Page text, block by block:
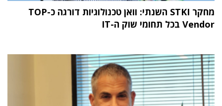
מחקר STKI השנתי: וואן טכנולוגיות דורגה כ-TOP
Vendor בכל תחומי שוק ה-IT